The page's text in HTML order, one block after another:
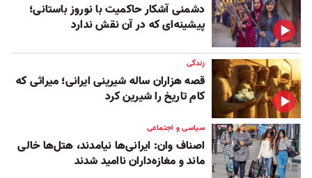
دشمنی آشکار حاکمیت با نوروز باستانی؛
پیشینه‌ای که در آن نقش ندارد
زندگی
قصه هزاران ساله شیرینی ایرانی؛ میراثی که
کام تاریخ را شیرین کرد
سیاسی و اجتماعی
اصناف وان: ایرانی‌ها نیامدند، هتل‌ها خالی
ماند و مغازه‌داران ناامید شدند